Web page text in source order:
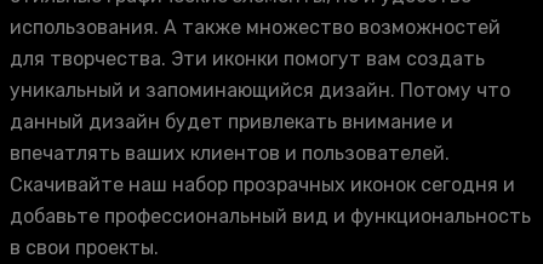
использования. А также множество возможностей
для творчества. Эти иконки помогут вам создать
уникальный и запоминающийся дизайн. Потому что
данный дизайн будет привлекать внимание и
впечатлять ваших клиентов и пользователей.
Скачивайте наш набор прозрачных иконок сегодня и
добавьте профессиональный вид и функциональность
в свои проекты.